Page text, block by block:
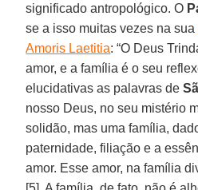
significado antropológico. O
se a isso muitas vezes na sua
Amoris Laetitia: “O Deus
amor, e a família é o seu
elucidativas as palavras de
nosso Deus, no seu mistério
solidão, mas uma família,
paternidade, filiação e a
amor. Esse amor, na família